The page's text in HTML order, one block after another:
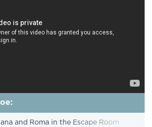
and Roma in the Escape Room